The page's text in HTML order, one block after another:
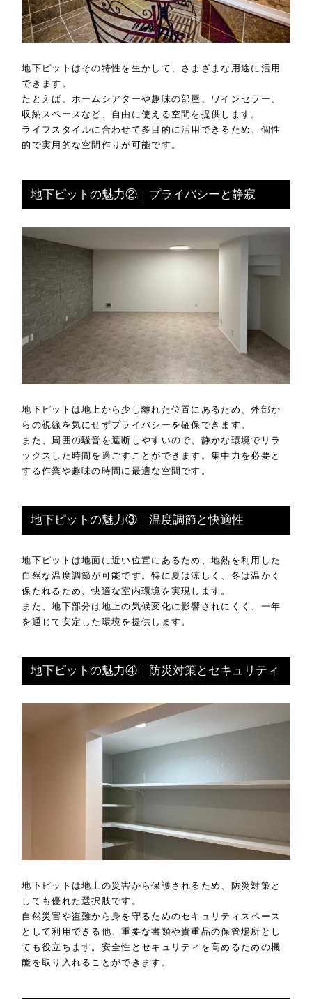
地下ピットはその特性を生かして、さまざまな用途に活用
できます。
たとえば、ホームシアターや趣味の部屋、ワインセラー、
収納スペースなど、自由に使える空間を提供します。
ライフスタイルに合わせて多目的に活用できるため、個性
的で実用的な空間作りが可能です。
地下ピットの魅力②｜プライバシーと静寂
地下ピットは地上から少し離れた位置にあるため、外部か
らの視線を気にせずプライバシーを確保できます。
また、周囲の騒音を遮断しやすいので、静かな環境でリラ
ックスした時間を過ごすことができます。集中力を必要と
する作業や趣味の時間に最適な空間です。
地下ピットの魅力③｜温度調節と快適性
地下ピットは地面に近い位置にあるため、地熱を利用した
自然な温度調節が可能です。特に夏は涼しく、冬は温かく
保たれるため、快適な室内環境を実現します。
また、地下部分は地上の気候変化に影響されにくく、一年
を通じて安定した環境を提供します。
地下ピットの魅力④｜防災対策とセキュリティ
地下ピットは地上の災害から保護されるため、防災対策と
しても優れた選択肢です。
自然災害や盗難から身を守るためのセキュリティスペース
として利用できる他、重要な書類や貴重品の保管場所とし
ても役立ちます。安全性とセキュリティを高めるための機
能を取り入れることができます。